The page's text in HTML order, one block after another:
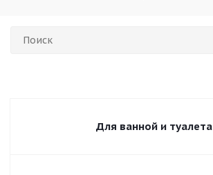
Для ванной и туалета